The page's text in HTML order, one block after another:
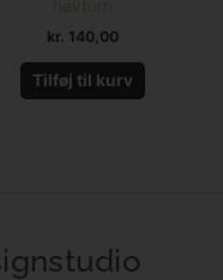
kr. 140,00
Tilføj til kurv